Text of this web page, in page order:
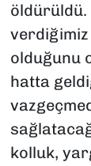
öldürüldü.
olduğunu
hatta
kolluk,